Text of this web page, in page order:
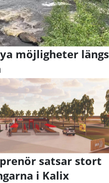
möjligheter längs
satsar stort
i Kalix